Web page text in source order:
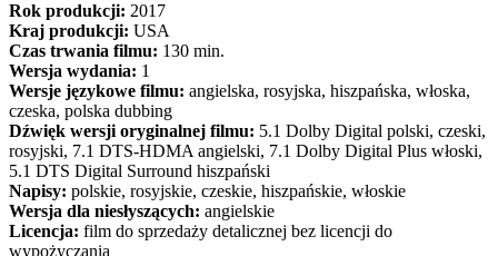
Rok produkcji: 2017
Kraj produkcji: USA
Czas trwania filmu: 130 min.
Wersja wydania: 1
Wersje językowe filmu: angielska, rosyjska, hiszpańska, włoska,
czeska, polska dubbing
Dźwięk wersji oryginalnej filmu: 5.1 Dolby Digital polski, czeski,
rosyjski, 7.1 DTS-HDMA angielski, 7.1 Dolby Digital Plus włoski,
5.1 DTS Digital Surround hiszpański
Napisy: polskie, rosyjskie, czeskie, hiszpańskie, włoskie
Wersja dla niesłyszących: angielskie
Licencja: film do sprzedaży detalicznej bez licencji do
wypożyczania